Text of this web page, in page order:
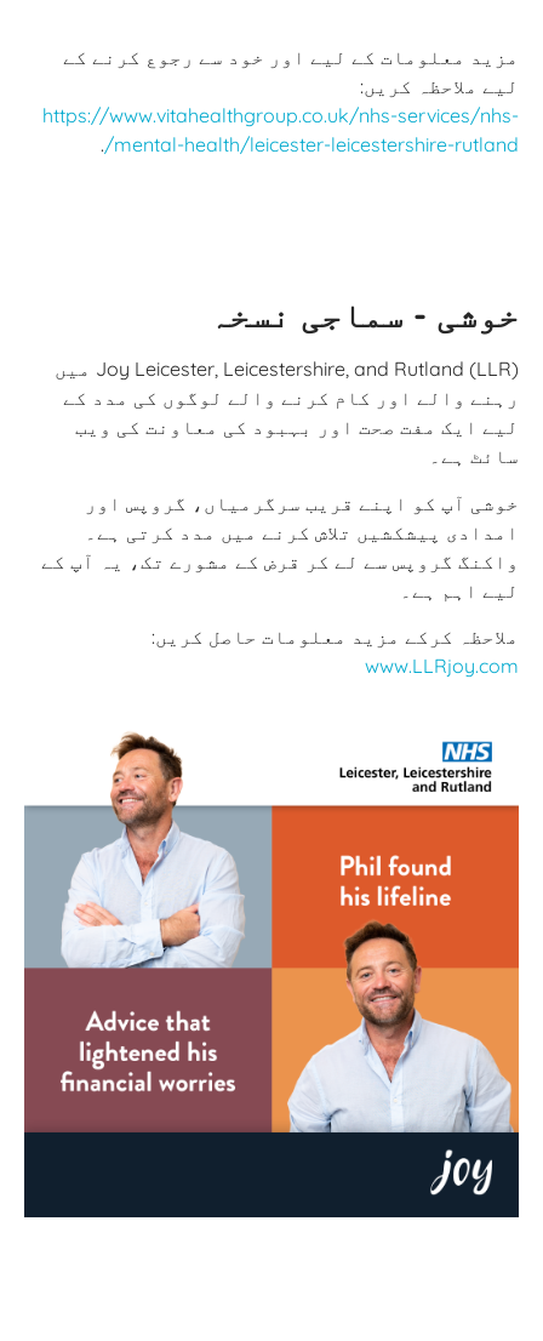
مزید معلومات کے لیے اور خود سے رجوع کرنے کے
لیے ملاحظہ کریں:
https://www.vitahealthgroup.co.uk/nhs-services/nhs-
mental-health/leicester-leicestershire-rutland/
.
خوشی - سماجی نسخہ
Joy Leicester, Leicestershire, and Rutland (LLR) میں
رہنے والے اور کام کرنے والے لوگوں کی مدد کے
لیے ایک مفت صحت اور بہبود کی معاونت کی ویب
سائٹ ہے۔
خوشی آپ کو اپنے قریب سرگرمیاں، گروپس اور
امدادی پیشکشیں تلاش کرنے میں مدد کرتی ہے۔
واکنگ گروپس سے لے کر قرض کے مشورے تک، یہ آپ کے
لیے اہم ہے۔
ملاحظہ کرکے مزید معلومات حاصل کریں:
www.LLRjoy.com